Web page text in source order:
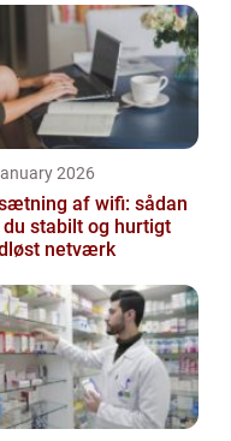
2026
af wifi: sådan
stabilt og hurtigt
netværk